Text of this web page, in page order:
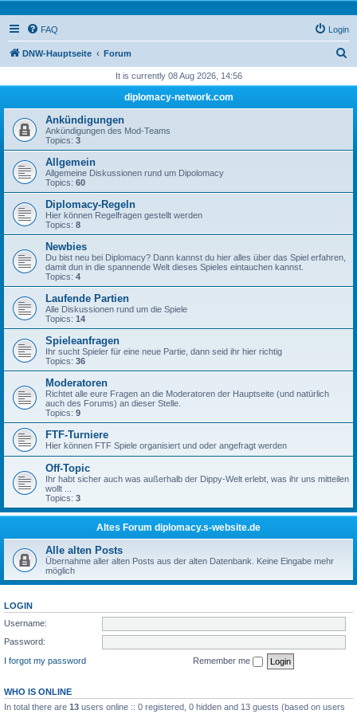
FAQ Login
DNW-Hauptseite Forum
r
h
It is currently 08 Aug 2026, 14:56
diplomacy-network.com
Ankündigungen
Ankündigungen des Mod-Teams
Topics: 3
Allgemein
Allgemeine Diskussionen rund um Dipolomacy
Topics: 60
Diplomacy-Regeln
Hier können Regelfragen gestellt werden
Topics: 8
Newbies
Du bist neu bei Diplomacy? Dann kannst du hier alles über das Spiel erfahren,
damit dun in die spannende Welt dieses Spieles eintauchen kannst.
Topics: 4
Laufende Partien
Alle Diskussionen rund um die Spiele
Topics: 14
Spieleanfragen
Ihr sucht Spieler für eine neue Partie, dann seid ihr hier richtig
Topics: 36
Moderatoren
Richtet alle eure Fragen an die Moderatoren der Hauptseite (und natürlich
auch des Forums) an dieser Stelle.
Topics: 9
FTF-Turniere
Hier können FTF Spiele organisiert und oder angefragt werden
Off-Topic
Ihr habt sicher auch was außerhalb der Dippy-Welt erlebt, was ihr uns mitteilen
wollt ...
Topics: 3
Altes Forum diplomacy.s-website.de
Alle alten Posts
Übernahme aller alten Posts aus der alten Datenbank. Keine Eingabe mehr
möglich
LOGIN
Username:
Password:
I forgot my password
Remember me
WHO IS ONLINE
In total there are 13 users online :: 0 registered, 0 hidden and 13 guests (based on users